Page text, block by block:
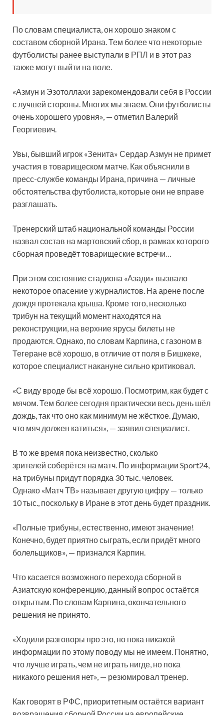
По словам специалиста, он хорошо знаком с
составом сборной Ирана. Тем более что некоторые
футболисты ранее выступали в РПЛ и в этот раз
также могут выйти на поле.
«Азмун и Эзотоллахи зарекомендовали себя в России
с лучшей стороны. Многих мы знаем. Они футболисты
очень хорошего уровня», — отметил Валерий
Георгиевич.
Увы, бывший игрок «Зенита» Сердар Азмун не примет
участия в товарищеском матче. Как объяснили в
пресс-службе команды Ирана, причина — личные
обстоятельства футболиста, которые они не вправе
разглашать.
Тренерский штаб национальной команды России
назвал состав на мартовский сбор, в рамках которого
сборная проведёт товарищеские встречи…
При этом состояние стадиона «Азади» вызвало
некоторое опасение у журналистов. На арене после
дождя протекала крыша. Кроме того, несколько
трибун на текущий момент находятся на
реконструкции, на верхние ярусы билеты не
продаются. Однако, по словам Карпина, с газоном в
Тегеране всё хорошо, в отличие от поля в Бишкеке,
которое специалист накануне сильно критиковал.
«С виду вроде бы всё хорошо. Посмотрим, как будет с
мячом. Тем более сегодня практически весь день шёл
дождь, так что оно как минимум не жёсткое. Думаю,
что мяч должен катиться», — заявил специалист.
В то же время пока неизвестно, сколько
зрителей соберётся на матч. По информации Sport24,
на трибуны придут порядка 30 тыс. человек.
Однако «Матч ТВ» называет другую цифру — только
10 тыс., поскольку в Иране в этот день будет праздник.
«Полные трибуны, естественно, имеют значение!
Конечно, будет приятно сыграть, если придёт много
болельщиков», — признался Карпин.
Что касается возможного перехода сборной в
Азиатскую конференцию, данный вопрос остаётся
открытым. По словам Карпина, окончательного
решения не принято.
«Ходили разговоры про это, но пока никакой
информации по этому поводу мы не имеем. Понятно,
что лучше играть, чем не играть нигде, но пока
никакого решения нет», — резюмировал тренер.
Как говорят в РФС, приоритетным остаётся вариант